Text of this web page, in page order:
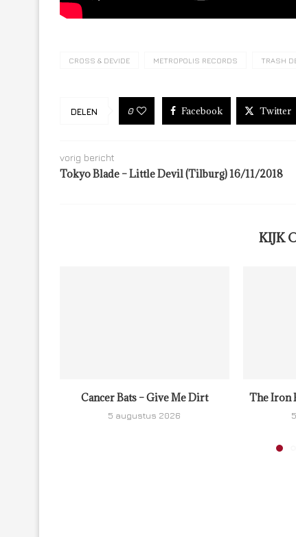
CROSS & DEVIDE METROPOLIS RECORDS TRASH
DELEN 0 Facebook Twitter
vorig bericht
Tokyo Blade – Little Devil (Tilburg) 16/11/2018
KIJK
Cancer Bats – Give Me Dirt
5 augustus 2026
The Iron